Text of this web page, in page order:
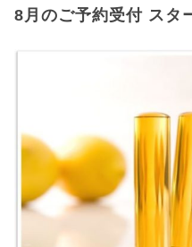
8月のご予約受付 スタ